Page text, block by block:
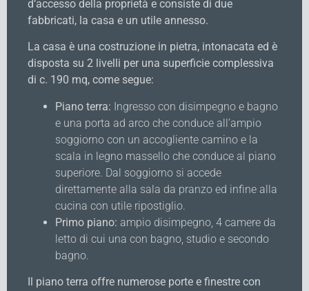
d’accesso della proprietà e consiste di due
fabbricati, la casa e un utile annesso.
La casa è una costruzione in pietra, intonacata ed è
disposta su 2 livelli per una superficie complessiva
di c. 190 mq, come segue:
Piano terra: Ingresso con disimpegno e bagno
e una porta ad arco che conduce all’ampio
soggiorno con un accogliente camino e la
scala in legno massello che conduce al piano
superiore. Dal soggiorno si accede
direttamente alla sala da pranzo ed infine alla
cucina con utile ripostiglio.
Primo piano: ampio disimpegno, 4 camere da
letto di cui una con bagno, studio e secondo
bagno.
Il piano terra offre numerose porte e finestre con